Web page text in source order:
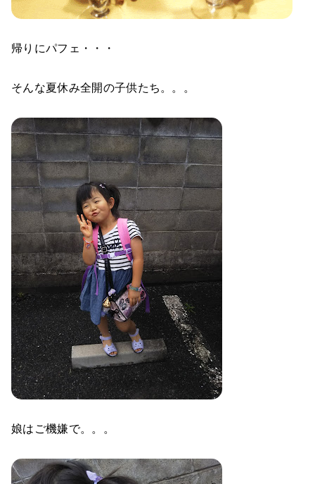
帰りにパフェ・・・
そんな夏休み全開の子供たち。。。
娘はご機嫌で。。。